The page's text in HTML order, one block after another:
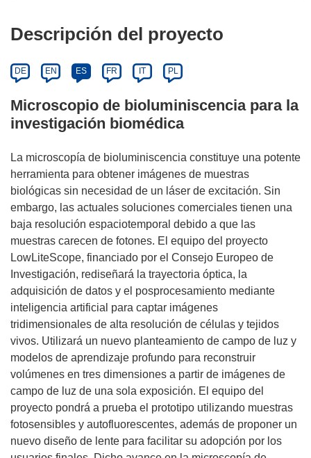
Descripción del proyecto
DE EN ES FR IT PL
Microscopio de bioluminiscencia para la
investigación biomédica
La microscopía de bioluminiscencia constituye una potente
herramienta para obtener imágenes de muestras
biológicas sin necesidad de un láser de excitación. Sin
embargo, las actuales soluciones comerciales tienen una
baja resolución espaciotemporal debido a que las
muestras carecen de fotones. El equipo del proyecto
LowLiteScope, financiado por el Consejo Europeo de
Investigación, rediseñará la trayectoria óptica, la
adquisición de datos y el posprocesamiento mediante
inteligencia artificial para captar imágenes
tridimensionales de alta resolución de células y tejidos
vivos. Utilizará un nuevo planteamiento de campo de luz y
modelos de aprendizaje profundo para reconstruir
volúmenes en tres dimensiones a partir de imágenes de
campo de luz de una sola exposición. El equipo del
proyecto pondrá a prueba el prototipo utilizando muestras
fotosensibles y autofluorescentes, además de proponer un
nuevo diseño de lente para facilitar su adopción por los